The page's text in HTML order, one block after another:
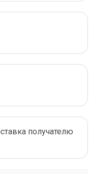
получателю